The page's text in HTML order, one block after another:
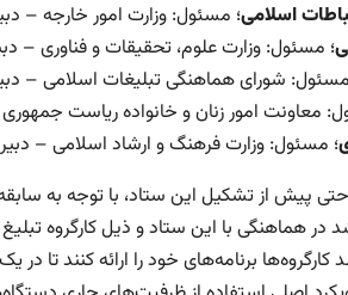
اسلامی؛ مسئول: وزارت امور خارجه –
؛ مسئول: وزارت علوم، تحقیقات و فناوری –
شورای هماهنگی تبلیغات اسلامی –
معاونت امور زنان و خانواده ریاست جمهوری
؛ مسئول: وزارت فرهنگ و ارشاد اسلامی –
پیش از تشکیل این ستاد، با توجه به
هماهنگی با این ستاد و ذیل کارگروه
کارگروه‌ها برنامه‌های خود را ارائه کنند تا